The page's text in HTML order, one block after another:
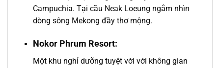
Campuchia. Tại cầu Neak Loeung ngắm nhìn
dòng sông Mekong đầy thơ mộng.
Nokor Phrum Resort:
Một khu nghỉ dưỡng tuyệt vời với không gian